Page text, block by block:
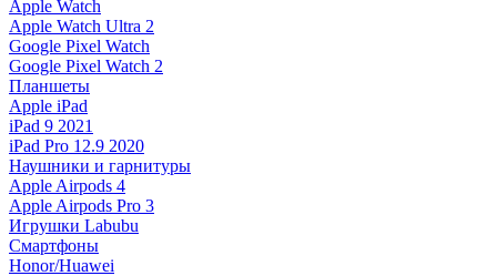
Apple Watch
Apple Watch Ultra 2
Google Pixel Watch
Google Pixel Watch 2
Планшеты
Apple iPad
iPad 9 2021
iPad Pro 12.9 2020
Наушники и гарнитуры
Apple Airpods 4
Apple Airpods Pro 3
Игрушки Labubu
Смартфоны
Honor/Huawei